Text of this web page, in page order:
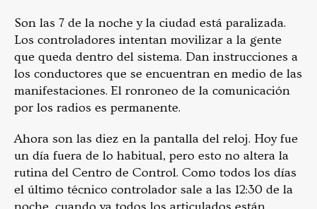
Son las 7 de la noche y la ciudad está paralizada.
Los controladores intentan movilizar a la gente
que queda dentro del sistema. Dan instrucciones a
los conductores que se encuentran en medio de las
manifestaciones. El ronroneo de la comunicación
por los radios es permanente.
Ahora son las diez en la pantalla del reloj. Hoy fue
un día fuera de lo habitual, pero esto no altera la
rutina del Centro de Control. Como todos los días
el último técnico controlador sale a las 12:30 de la